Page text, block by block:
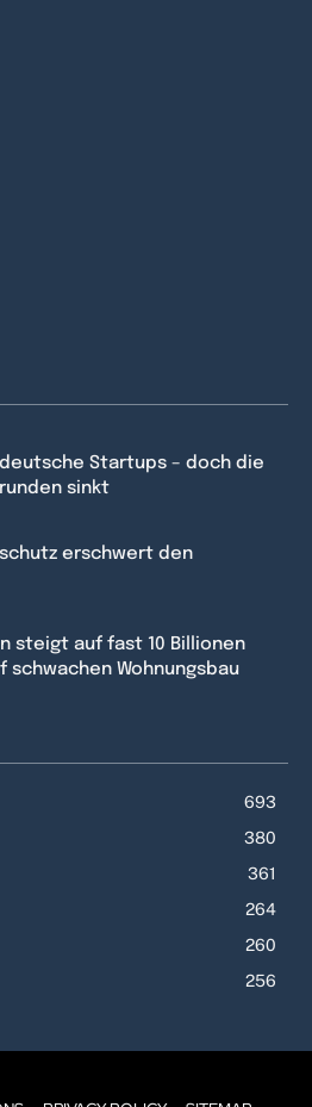
Startups – doch die
sinkt
erschwert den
steigt auf fast 10 Billionen
schwachen Wohnungsbau
693
380
361
264
260
256